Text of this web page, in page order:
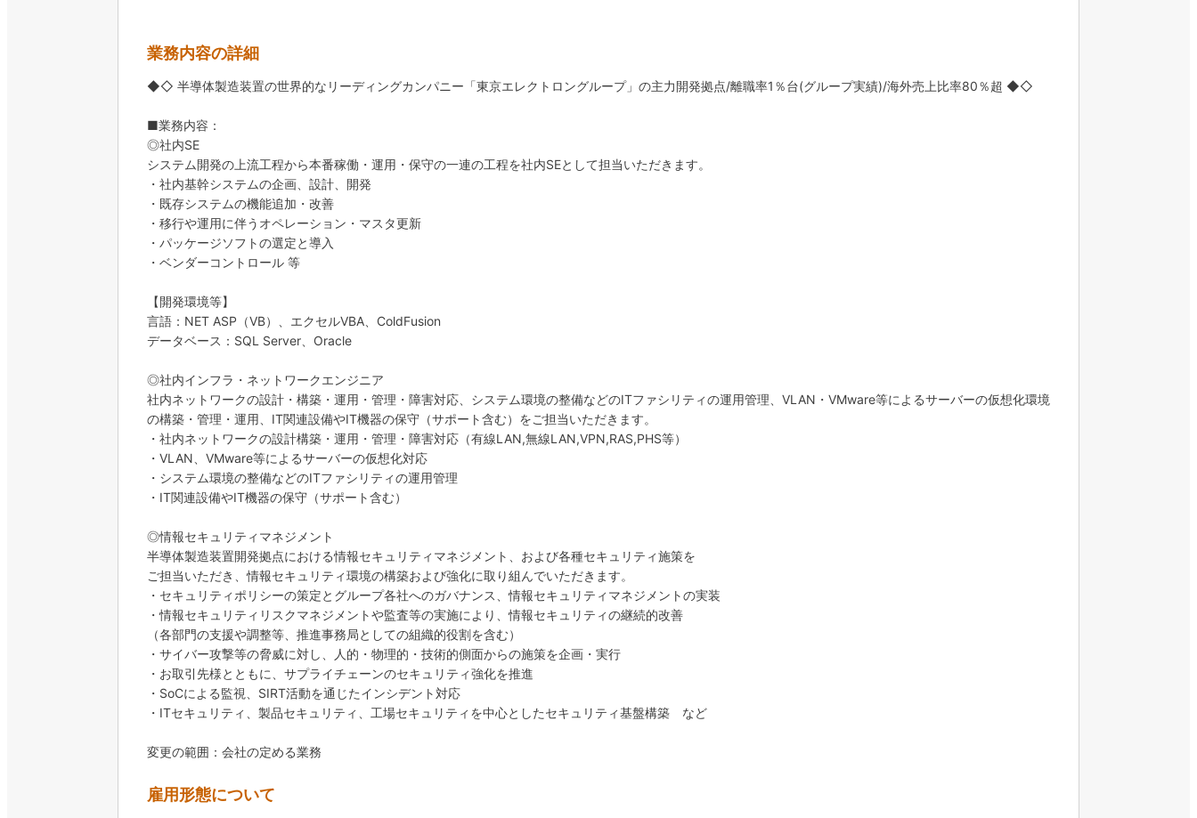
業務内容の詳細
◆◇ 半導体製造装置の世界的なリーディングカンパニー「東京エレクトロングループ」の主力開発拠点/離職率1％台(グループ実績)/海外売上比率80％超 ◆◇
■業務内容：
◎社内SE
システム開発の上流工程から本番稼働・運用・保守の一連の工程を社内SEとして担当いただきます。
・社内基幹システムの企画、設計、開発
・既存システムの機能追加・改善
・移行や運用に伴うオペレーション・マスタ更新
・パッケージソフトの選定と導入
・ベンダーコントロール 等
【開発環境等】
言語：NET ASP（VB）、エクセルVBA、ColdFusion
データベース：SQL Server、Oracle
◎社内インフラ・ネットワークエンジニア
社内ネットワークの設計・構築・運用・管理・障害対応、システム環境の整備などのITファシリティの運用管理、VLAN・VMware等によるサーバーの仮想化環境
の構築・管理・運用、IT関連設備やIT機器の保守（サポート含む）をご担当いただきます。
・社内ネットワークの設計構築・運用・管理・障害対応（有線LAN,無線LAN,VPN,RAS,PHS等）
・VLAN、VMware等によるサーバーの仮想化対応
・システム環境の整備などのITファシリティの運用管理
・IT関連設備やIT機器の保守（サポート含む）
◎情報セキュリティマネジメント
半導体製造装置開発拠点における情報セキュリティマネジメント、および各種セキュリティ施策を
ご担当いただき、情報セキュリティ環境の構築および強化に取り組んでいただきます。
・セキュリティポリシーの策定とグループ各社へのガバナンス、情報セキュリティマネジメントの実装
・情報セキュリティリスクマネジメントや監査等の実施により、情報セキュリティの継続的改善
（各部門の支援や調整等、推進事務局としての組織的役割を含む）
・サイバー攻撃等の脅威に対し、人的・物理的・技術的側面からの施策を企画・実行
・お取引先様とともに、サプライチェーンのセキュリティ強化を推進
・SoCによる監視、SIRT活動を通じたインシデント対応
・ITセキュリティ、製品セキュリティ、工場セキュリティを中心としたセキュリティ基盤構築 など
変更の範囲：会社の定める業務
雇用形態について